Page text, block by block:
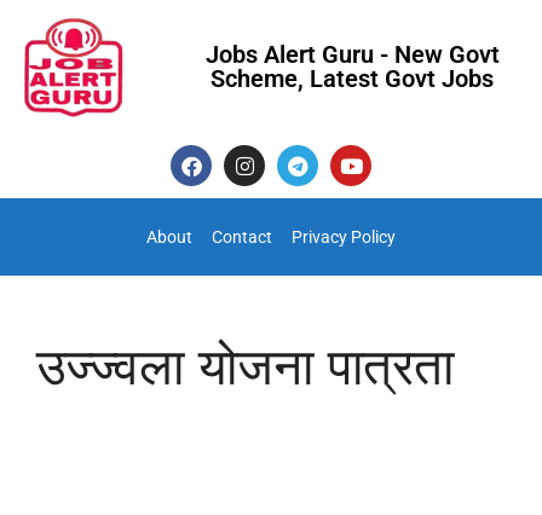
Jobs Alert Guru - New Govt
Scheme, Latest Govt Jobs
About Contact Privacy Policy
उज्ज्वला योजना पात्रता